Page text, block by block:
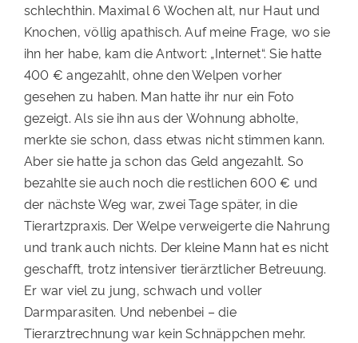
schlechthin. Maximal 6 Wochen alt, nur Haut und
Knochen, völlig apathisch. Auf meine Frage, wo sie
ihn her habe, kam die Antwort: „Internet“. Sie hatte
400 € angezahlt, ohne den Welpen vorher
gesehen zu haben. Man hatte ihr nur ein Foto
gezeigt. Als sie ihn aus der Wohnung abholte,
merkte sie schon, dass etwas nicht stimmen kann.
Aber sie hatte ja schon das Geld angezahlt. So
bezahlte sie auch noch die restlichen 600 € und
der nächste Weg war, zwei Tage später, in die
Tierartzpraxis. Der Welpe verweigerte die Nahrung
und trank auch nichts. Der kleine Mann hat es nicht
geschafft, trotz intensiver tierärztlicher Betreuung.
Er war viel zu jung, schwach und voller
Darmparasiten. Und nebenbei – die
Tierarztrechnung war kein Schnäppchen mehr.